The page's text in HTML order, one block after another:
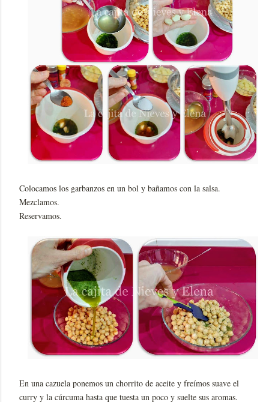
Colocamos los garbanzos en un bol y bañamos con la salsa.
Mezclamos.
Reservamos.
En una cazuela ponemos un chorrito de aceite y freímos suave el
curry y la cúrcuma hasta que tuesta un poco y suelte sus aromas.